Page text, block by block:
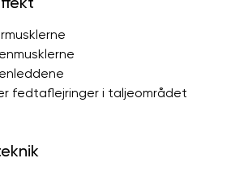
fedtaflejringer i taljeområdet